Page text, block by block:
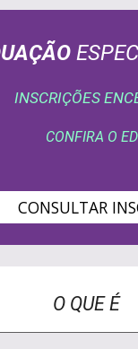
INSCRIÇÕES
CONFIRA O
CONSULTAR
O QUE É